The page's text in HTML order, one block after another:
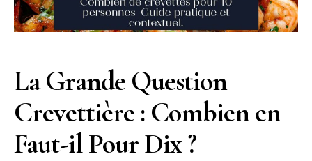
La Grande Question
Crevettière : Combien en
Faut-il Pour Dix ?